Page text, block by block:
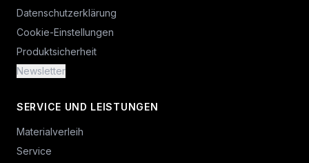
Datenschutzerklärung
Cookie-Einstellungen
Produktsicherheit
Newsletter
SERVICE UND LEISTUNGEN
Materialverleih
Service